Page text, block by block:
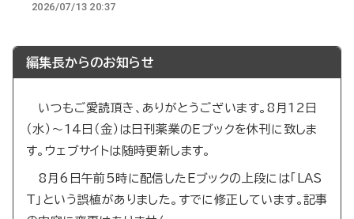
2026/07/13 20:37
編集長からのお知らせ
いつもご愛読頂き、ありがとうございます。8月12日
（水）～14日（金）は日刊薬業のEブックを休刊に致しま
す。ウェブサイトは随時更新します。
8月6日午前5時に配信したEブックの上段には「LAS
T」という誤植がありました。すでに修正しています。記事